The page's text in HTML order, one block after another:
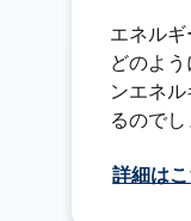
エネル
どのよ
ンエネ
るのでし
詳細は